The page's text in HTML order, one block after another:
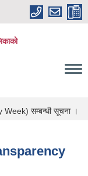
Week) सम्बन्धी सूचना ।